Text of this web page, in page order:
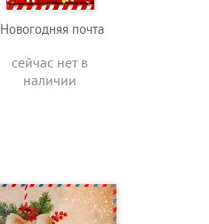
Новогодняя почта
сейчас нет в
наличии